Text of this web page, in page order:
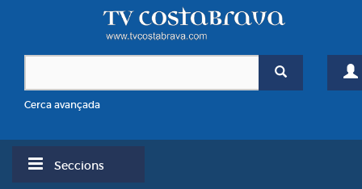
Cerca avançada
Seccions